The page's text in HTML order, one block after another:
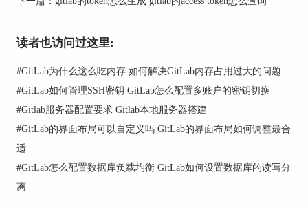
可以通过GitLab的Secret Management功能安全地存
码库分开存储，进一步提高安全性。此外，GitLab
HashiCorp Vault等）集成，增强密钥管理的安全性
和灵活性。
3. 访问控制的安全性
GitLab提供了细粒度的访问控制功能，用户可以根
据角色和权限设置不同的访问级别。通过这种方
式，可以确保只有授权的人员才能访问和操作代码
库，从而降低代码泄露和篡改的风险。此外，
读者也访问过这里:
#GitLab为什么这么吃内存 如何解决GitLab内存占用过大的问题
#GitLab如何管理SSH密钥 GitLab怎么配置多账户的密钥切换
#Gitlab服务器配置要求 Gitlab本地服务器搭建
#GitLab的界面布局可以自定义吗 GitLab的界面布局如何调整最合
适
#GitLab怎么配置数据库负载均衡 GitLab如何设置数据库的读写分
离